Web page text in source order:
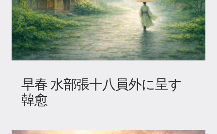
早春 水部張十八員外に呈す
韓愈